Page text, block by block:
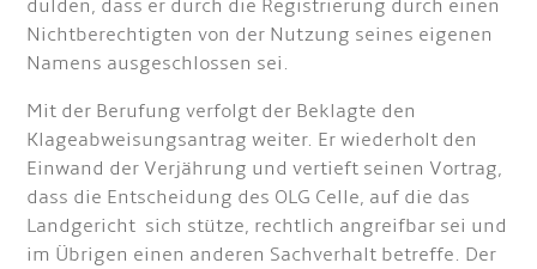
dulden, dass er durch die Registrierung durch einen
Nichtberechtigten von der Nutzung seines eigenen
Namens ausgeschlossen sei.
Mit der Berufung verfolgt der Beklagte den
Klageabweisungsantrag weiter. Er wiederholt den
Einwand der Verjährung und vertieft seinen Vortrag,
dass die Entscheidung des OLG Celle, auf die das
Landgericht sich stütze, rechtlich angreifbar sei und
im Übrigen einen anderen Sachverhalt betreffe. Der